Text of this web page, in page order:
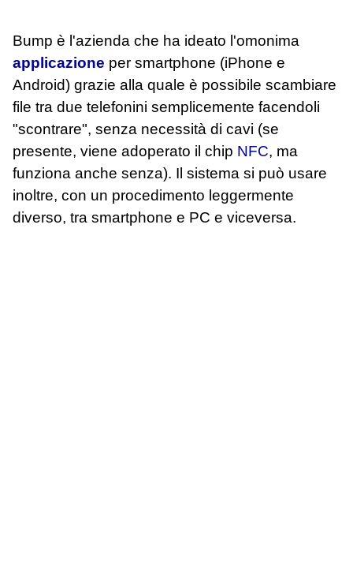
Bump è l'azienda che ha ideato l'omonima
applicazione per smartphone (iPhone e
Android) grazie alla quale è possibile scambiare
file tra due telefonini semplicemente facendoli
"scontrare", senza necessità di cavi (se
presente, viene adoperato il chip NFC, ma
funziona anche senza). Il sistema si può usare
inoltre, con un procedimento leggermente
diverso, tra smartphone e PC e viceversa.